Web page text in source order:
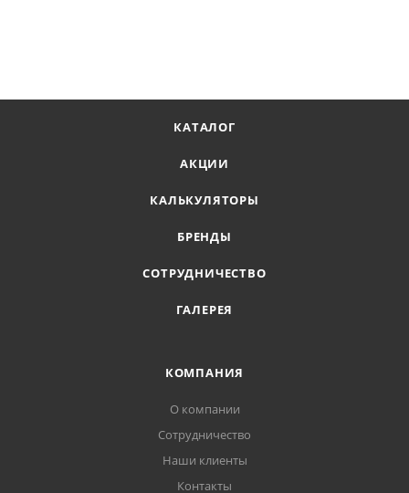
КАТАЛОГ
АКЦИИ
КАЛЬКУЛЯТОРЫ
БРЕНДЫ
СОТРУДНИЧЕСТВО
ГАЛЕРЕЯ
КОМПАНИЯ
О компании
Сотрудничество
Наши клиенты
Контакты